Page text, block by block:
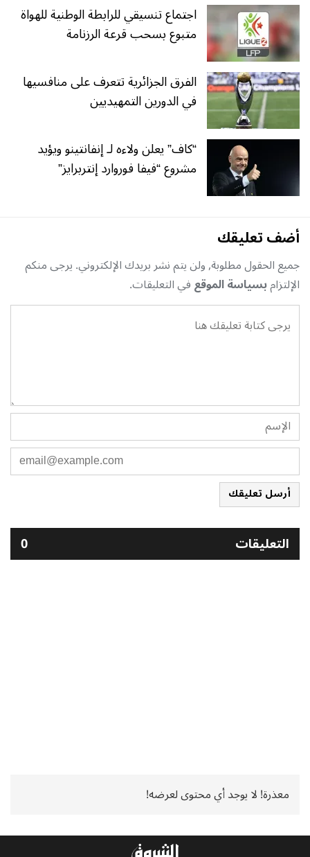
اجتماع تنسيقي للرابطة الوطنية للهواة
متبوع بسحب قرعة الرزنامة
الفرق الجزائرية تتعرف على منافسيها
في الدورين التمهيديين
“كاف” يعلن ولاءه لـ إنفانتينو ويؤيد
مشروع “فيفا فوروارد إنتربرايز”
أضف تعليقك
جميع الحقول مطلوبة, ولن يتم نشر بريدك الإلكتروني. يرجى منكم
الإلتزامبسياسة الموقعفي التعليقات.
أرسل تعليقك
التعليقات 0
معذرة! لا يوجد أي محتوى لعرضه!